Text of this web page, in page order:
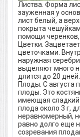
Листва. Форма
зауженная у
лист белый, а
покрыта
помощи
Цветки.
цветочками.
наружная
выделяют много
длится до 20 дней.
Плоды. С августа
плоды. Это
имеющая сладкий
плода около 3 г,
неравномерный,
равно долго еще
созревания